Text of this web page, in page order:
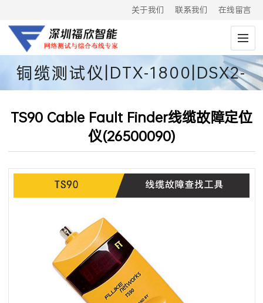
关于我们 联系我们 在线留言
铜缆测试仪|DTX-1800|DSX2-
8000|DSX2-5000
TS90 Cable Fault Finder线缆故障定位
仪(26500090)